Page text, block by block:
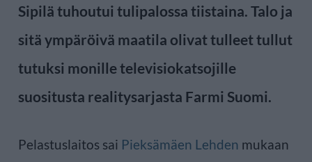
Sipilä tuhoutui tulipalossa tiistaina. Talo ja
sitä ympäröivä maatila olivat tulleet tullut
tutuksi monille televisiokatsojille
suositusta realitysarjasta Farmi Suomi.
Pelastuslaitos sai Pieksämäen Lehden mukaan